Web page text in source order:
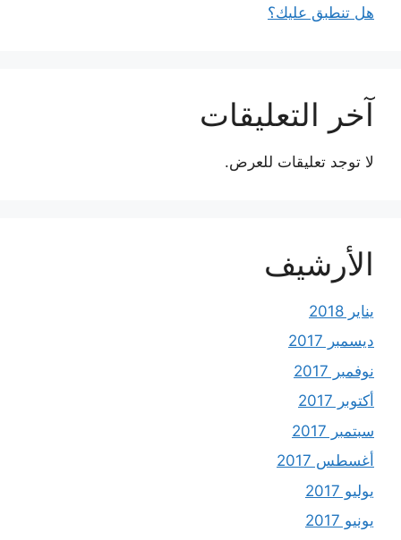
هل تنطبق عليك؟
آخر التعليقات
لا توجد تعليقات للعرض.
الأرشيف
يناير 2018
ديسمبر 2017
نوفمبر 2017
أكتوبر 2017
سبتمبر 2017
أغسطس 2017
يوليو 2017
يونيو 2017